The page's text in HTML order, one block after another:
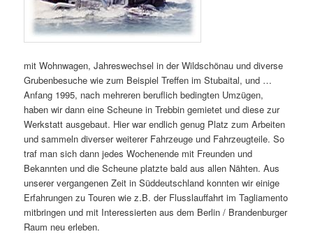
mit Wohnwagen, Jahreswechsel in der Wildschönau und diverse
Grubenbesuche wie zum Beispiel Treffen im Stubaital, und …
Anfang 1995, nach mehreren beruflich bedingten Umzügen,
haben wir dann eine Scheune in Trebbin gemietet und diese zur
Werkstatt ausgebaut. Hier war endlich genug Platz zum Arbeiten
und sammeln diverser weiterer Fahrzeuge und Fahrzeugteile. So
traf man sich dann jedes Wochenende mit Freunden und
Bekannten und die Scheune platzte bald aus allen Nähten. Aus
unserer vergangenen Zeit in Süddeutschland konnten wir einige
Erfahrungen zu Touren wie z.B. der Flusslauffahrt im Tagliamento
mitbringen und mit Interessierten aus dem Berlin / Brandenburger
Raum neu erleben.